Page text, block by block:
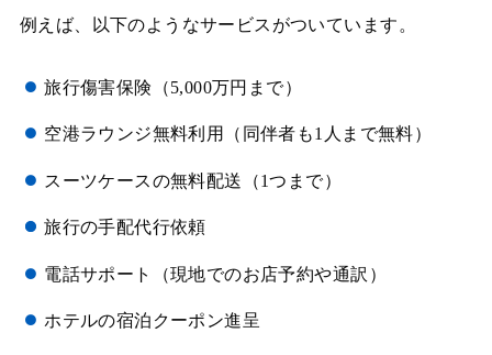
例えば、以下のようなサービスがついています。
旅行傷害保険（5,000万円まで）
空港ラウンジ無料利用（同伴者も1人まで無料）
スーツケースの無料配送（1つまで）
旅行の手配代行依頼
電話サポート（現地でのお店予約や通訳）
ホテルの宿泊クーポン進呈